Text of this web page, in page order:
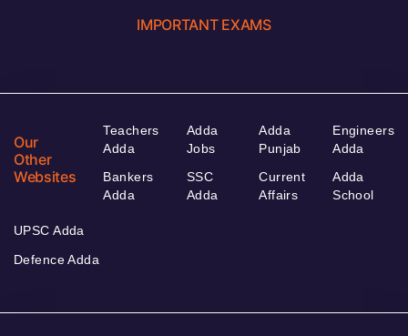
IMPORTANT EXAMS
Our
Other
Websites
Teachers
Adda
Bankers
Adda
Adda
Jobs
SSC
Adda
Adda
Punjab
Current
Affairs
Engineers
Adda
Adda
School
UPSC Adda
Defence Adda